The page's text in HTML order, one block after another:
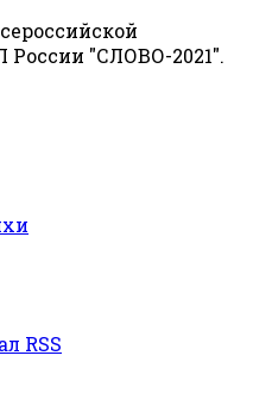
"СЛОВО-2021".
RSS